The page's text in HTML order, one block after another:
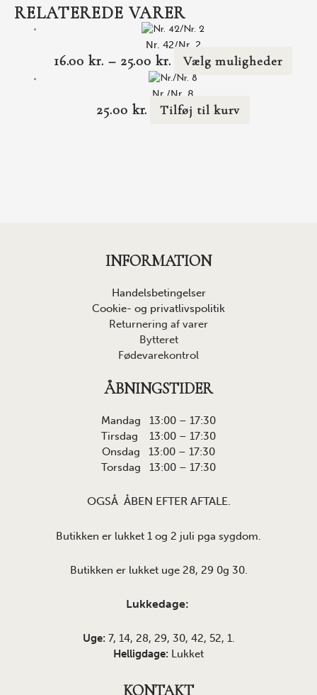
RELATEREDE VARER
Nr. 42/Nr. 2
16.00kr. – 25.00kr. Vælg muligheder
Nr./Nr. 8
25.00 kr. Tilføj til kurv
INFORMATION
Handelsbetingelser
Cookie- og privatlivspolitik
Returnering af varer
Bytteret
Fødevarekontrol
ÅBNINGSTIDER
Mandag 13:00 – 17:30
Tirsdag 13:00 – 17:30
Onsdag 13:00 – 17:30
Torsdag 13:00 – 17:30
OGSÅ ÅBEN EFTER AFTALE.
Butikken er lukket 1 og 2 juli pga sygdom.
Butikken er lukket uge 28, 29 0g 30.
Lukkedage:
Uge: 7, 14, 28, 29, 30, 42, 52, 1.
Helligdage: Lukket
KONTAKT